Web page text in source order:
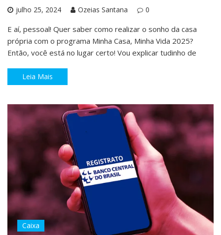
julho 25, 2024 Ozeias Santana 0
E aí, pessoal! Quer saber como realizar o sonho da casa
própria com o programa Minha Casa, Minha Vida 2025?
Então, você está no lugar certo! Vou explicar tudinho de
Leia Mais
Caixa